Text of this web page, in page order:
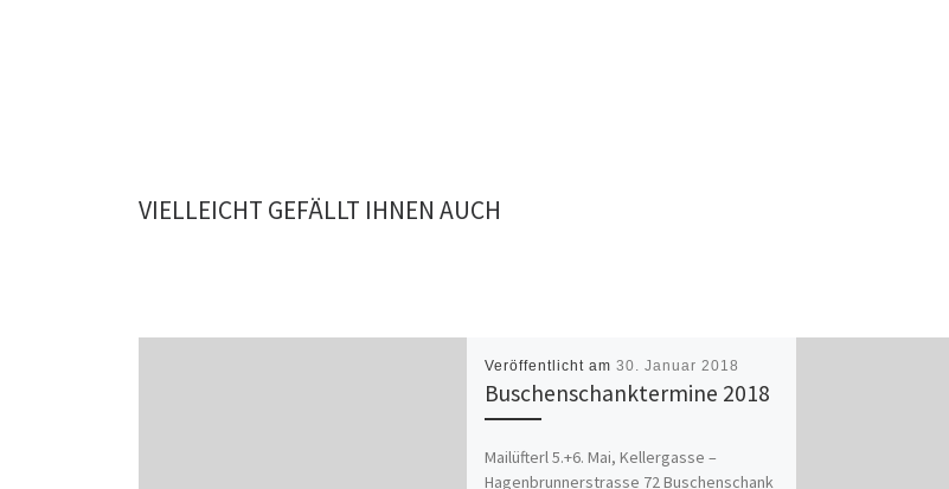
VIELLEICHT GEFÄLLT IHNEN AUCH
Veröffentlicht am 30. Januar 2018
Buschenschanktermine 2018
Mailüfterl 5.+6. Mai, Kellergasse –
Hagenbrunnerstrasse 72 Buschenschank